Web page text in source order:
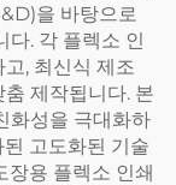
을 바탕으로
다. 각 플렉소 인
, 최신식 제조
제작됩니다. 본
화성을 극대화하
고도화된 기술
장용 플렉소 인쇄